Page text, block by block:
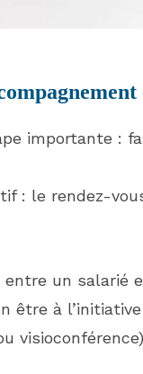
importante :
: le rendez-
un salarié
être à